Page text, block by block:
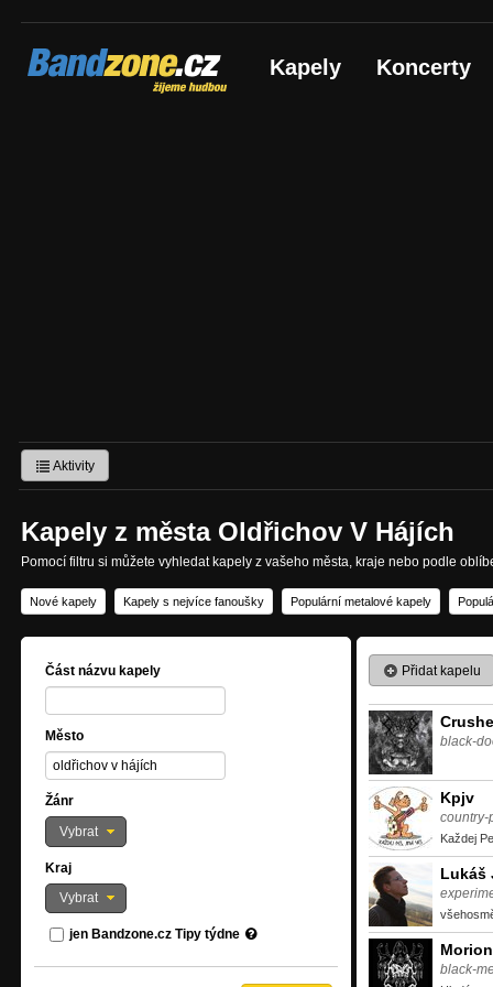
Bandzone.cz
žijeme hudbou Kapely Koncerty
Aktivity
Kapely z města Oldřichov V Hájích
Pomocí filtru si můžete vyhledat kapely z vašeho města, kraje nebo podle
Nové kapely Kapely s nejvíce fanoušky Populární metalové kapely
Část názvu kapely
Město
Žánr
Vybrat
Kraj
Vybrat
jen Bandzone.cz Tipy týdne
Přidat kapelu
black-
Kpjv
country-
Každej
Lukáš
Morion
black-